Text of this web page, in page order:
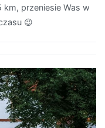
km, przeniesie Was w
😉